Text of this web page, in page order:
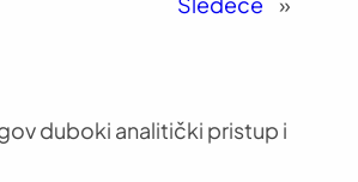
duboki analitički pristup i